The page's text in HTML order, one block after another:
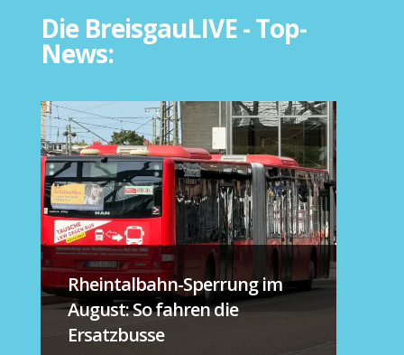
Die BreisgauLIVE - Top-
News:
Rheintalbahn-Sperrung im
August: So fahren die
Ersatzbusse